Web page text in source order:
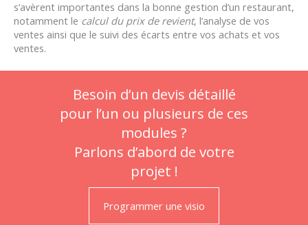
s’avèrent importantes dans la bonne gestion d’un restaurant,
notamment le calcul du prix de revient, l’analyse de vos
ventes ainsi que le suivi des écarts entre vos achats et vos
ventes.
Besoin d’un devis détaillé
pour l’un ou plusieurs de ces
modules ?
Parlons d’abord de votre
projet !
Programmer une visio